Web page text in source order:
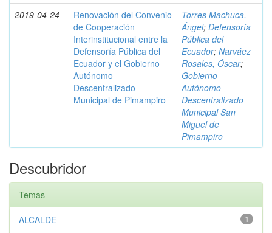
2019-04-24
Renovación del Convenio
de Cooperación
Interinstitucional entre la
Defensoría Pública del
Ecuador y el Gobierno
Autónomo
Descentralizado
Municipal de Pimampiro
Torres Machuca,
Ángel; Defensoría
Pública del
Ecuador; Narváez
Rosales, Óscar;
Gobierno
Autónomo
Descentralizado
Municipal San
Miguel de
Pimampiro
Descubridor
Temas
1
ALCALDE